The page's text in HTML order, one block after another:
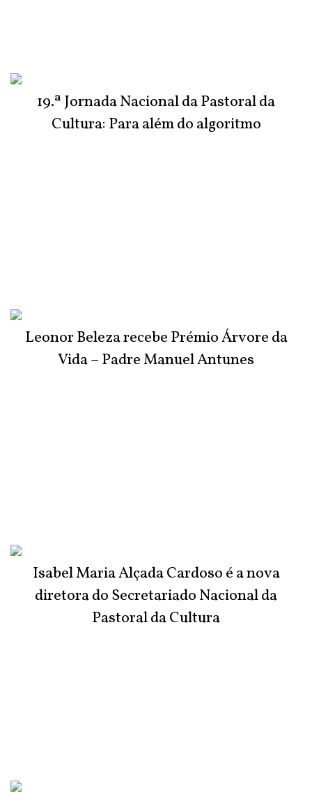
19.ª Jornada Nacional da Pastoral da
Cultura: Para além do algoritmo
Leonor Beleza recebe Prémio Árvore da
Vida – Padre Manuel Antunes
Isabel Maria Alçada Cardoso é a nova
diretora do Secretariado Nacional da
Pastoral da Cultura